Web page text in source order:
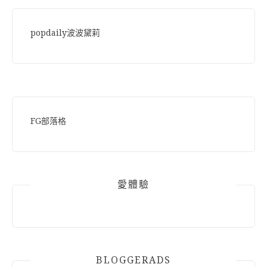
popdaily波波黛莉
FG部落格
愛體驗
BLOGGERADS